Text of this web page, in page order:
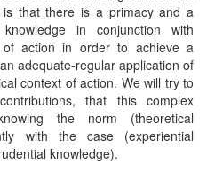
that there is a primacy and a
in conjunction with
action in order to achieve a
adequate-regular application of
context of action. We will try to
that this complex
the norm (theoretical
with the case (experiential
knowledge).